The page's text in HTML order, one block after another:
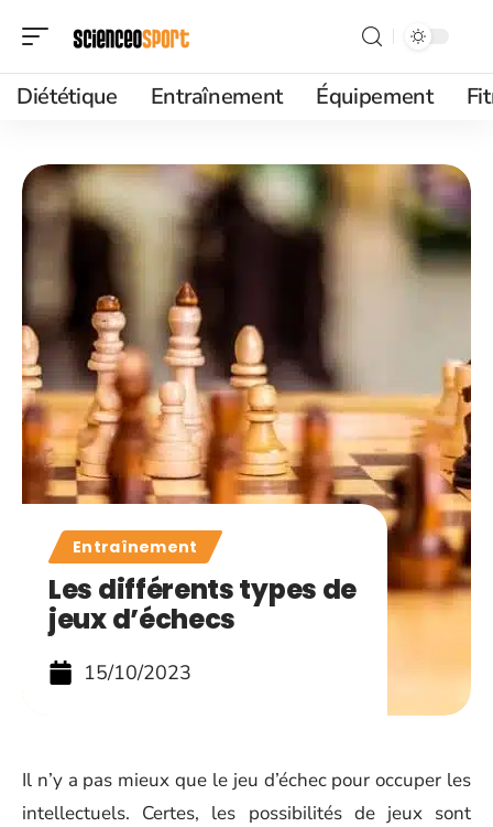
Diététique Entraînement Équipement
Entraînement
Les différents types de
jeux d’échecs
15/10/2023
Il n’y a pas mieux que le jeu d’échec pour occuper les
intellectuels. Certes, les possibilités de jeux sont